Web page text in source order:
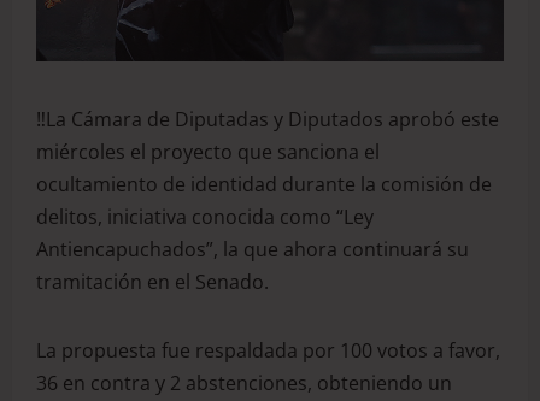
‼️La Cámara de Diputadas y Diputados aprobó este
miércoles el proyecto que sanciona el
ocultamiento de identidad durante la comisión de
delitos, iniciativa conocida como “Ley
Antiencapuchados”, la que ahora continuará su
tramitación en el Senado.
La propuesta fue respaldada por 100 votos a favor,
36 en contra y 2 abstenciones, obteniendo un